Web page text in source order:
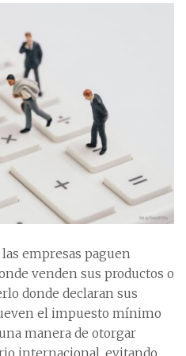
empresas paguen
venden sus productos o
donde declaran sus
el impuesto mínimo
manera de otorgar